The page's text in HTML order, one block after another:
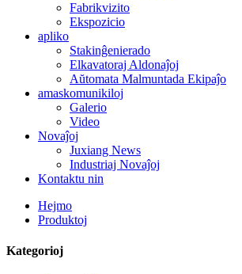
Fabrikvizito
Ekspozicio
apliko
Stakinĝenierado
Elkavatoraj Aldonaĵoj
Aŭtomata Malmuntada Ekipaĵo
amaskomunikiloj
Galerio
Video
Novaĵoj
Juxiang News
Industriaj Novaĵoj
Kontaktu nin
Hejmo
Produktoj
Kategorioj